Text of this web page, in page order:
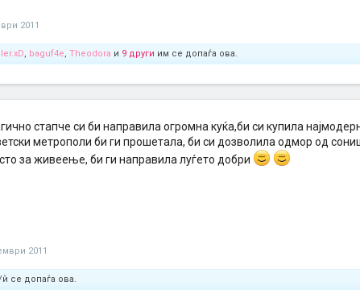
2011
, baguf4e, Theodora и 9 други им се допаѓа ова.
стапче си би направила огромна куќа,би си купила
метрополи би ги прошетала, би си дозволила одмор од
за живеење, би ги направила луѓето добри
2011
ѝ се допаѓа ова.